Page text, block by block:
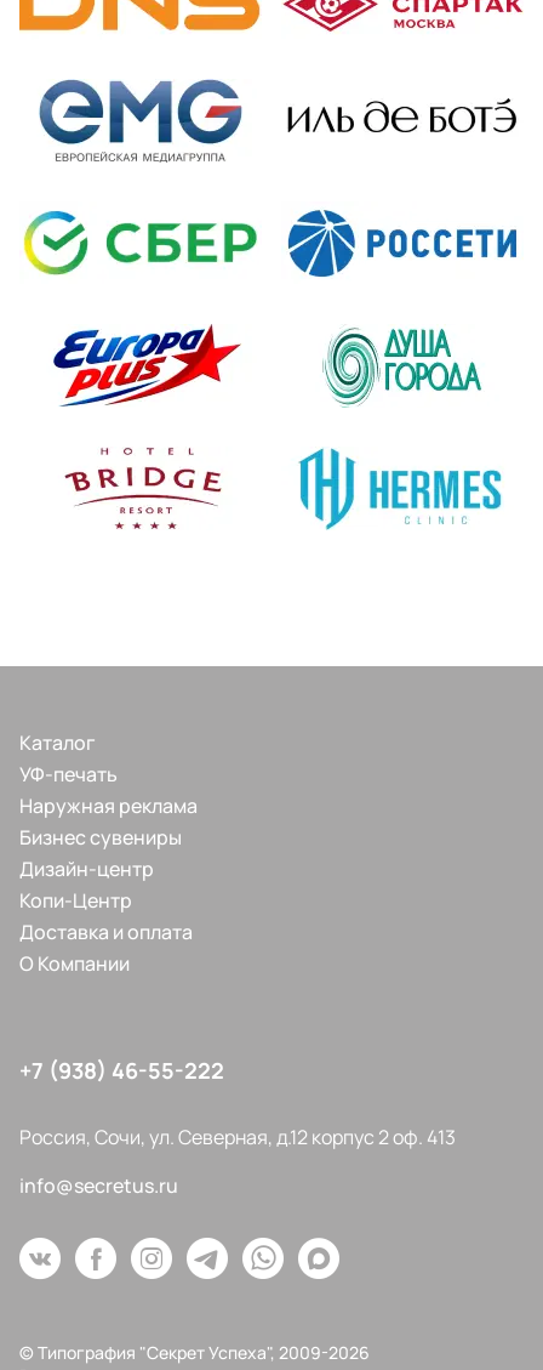
Каталог
УФ-печать
Наружная реклама
Бизнес сувениры
Дизайн-центр
Копи-Центр
Доставка и оплата
О Компании
+7 (938) 46-55-222
Россия, Сочи, ул. Северная, д.12 корпус 2 оф. 413
info@secretus.ru
© Типография "Секрет Успеха", 2009-2026